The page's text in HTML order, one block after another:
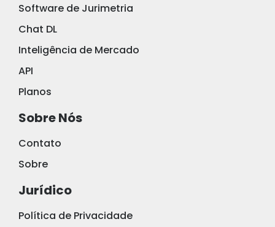
Software de Jurimetria
Chat DL
Inteligência de Mercado
API
Planos
Sobre Nós
Contato
Sobre
Jurídico
Política de Privacidade